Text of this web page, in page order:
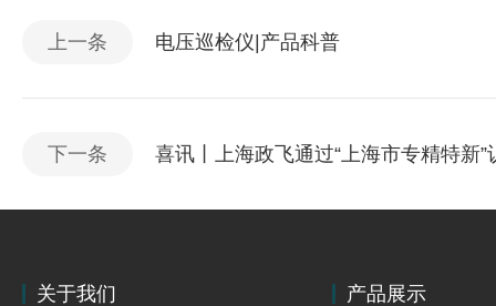
上一条 电压巡检仪|产品科普
下一条 喜讯丨上海政飞通过“上海市专精特新”
关于我们 产品展示